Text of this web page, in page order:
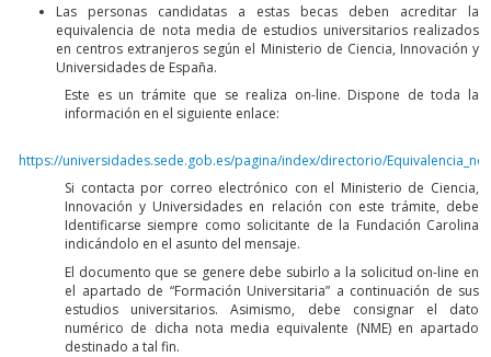
Las personas candidatas a estas becas deben acreditar la
equivalencia de nota media de estudios universitarios realizados
en centros extranjeros según el Ministerio de Ciencia, Innovación y
Universidades de España.
Este es un trámite que se realiza on-line. Dispone de toda la
información en el siguiente enlace:
https://universidades.sede.gob.es/pagina/index/directorio/
Si contacta por correo electrónico con el Ministerio de Ciencia,
Innovación y Universidades en relación con este trámite, debe
Identificarse siempre como solicitante de la Fundación Carolina
indicándolo en el asunto del mensaje.
El documento que se genere debe subirlo a la solicitud on-line en
el apartado de “Formación Universitaria” a continuación de sus
estudios universitarios. Asimismo, debe consignar el dato
numérico de dicha nota media equivalente (NME) en apartado
destinado a tal fin.